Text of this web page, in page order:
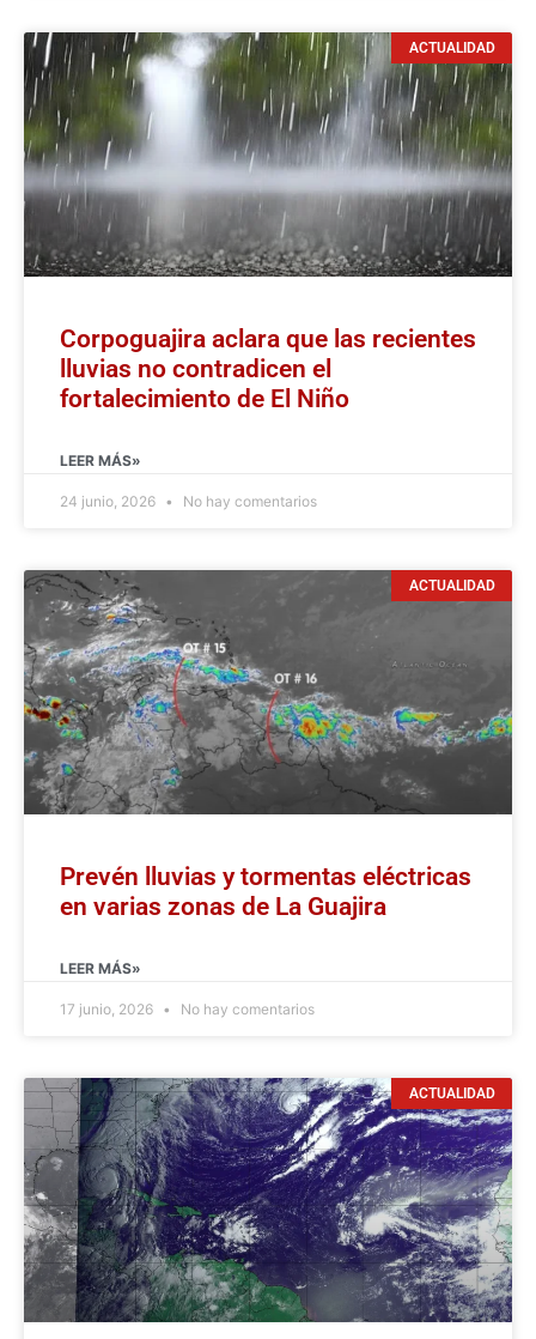
ACTUALIDAD
Corpoguajira aclara que las recientes
lluvias no contradicen el
fortalecimiento de El Niño
LEER MÁS»
24 junio, 2026 No hay comentarios
ACTUALIDAD
Prevén lluvias y tormentas eléctricas
en varias zonas de La Guajira
LEER MÁS»
17 junio, 2026 No hay comentarios
ACTUALIDAD